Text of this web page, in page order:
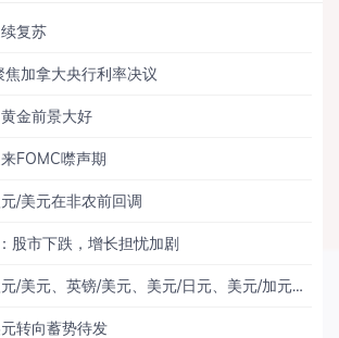
复苏
加拿大央行利率决议
金前景大好
FOMC噤声期
/美元在非农前回调
股市下跌，增长担忧加剧
美元价位行情：欧元/美元、英镑/美元、美元/日元、美元/加元、黄金
转向蓄势待发